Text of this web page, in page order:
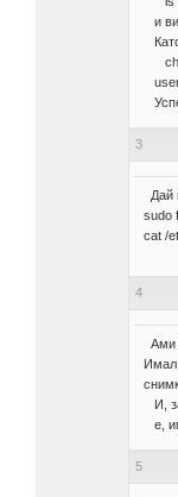
и
3
Дай
sudo
cat /
4
Ами
Имал
И,
e,
5